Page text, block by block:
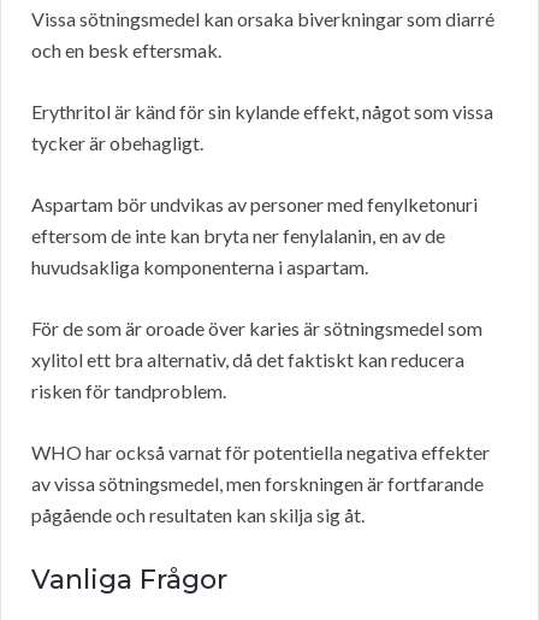
Vissa sötningsmedel kan orsaka biverkningar som diarré
och en besk eftersmak.
Erythritol är känd för sin kylande effekt, något som vissa
tycker är obehagligt.
Aspartam bör undvikas av personer med fenylketonuri
eftersom de inte kan bryta ner fenylalanin, en av de
huvudsakliga komponenterna i aspartam.
För de som är oroade över karies är sötningsmedel som
xylitol ett bra alternativ, då det faktiskt kan reducera
risken för tandproblem.
WHO har också varnat för potentiella negativa effekter
av vissa sötningsmedel, men forskningen är fortfarande
pågående och resultaten kan skilja sig åt.
Vanliga Frågor